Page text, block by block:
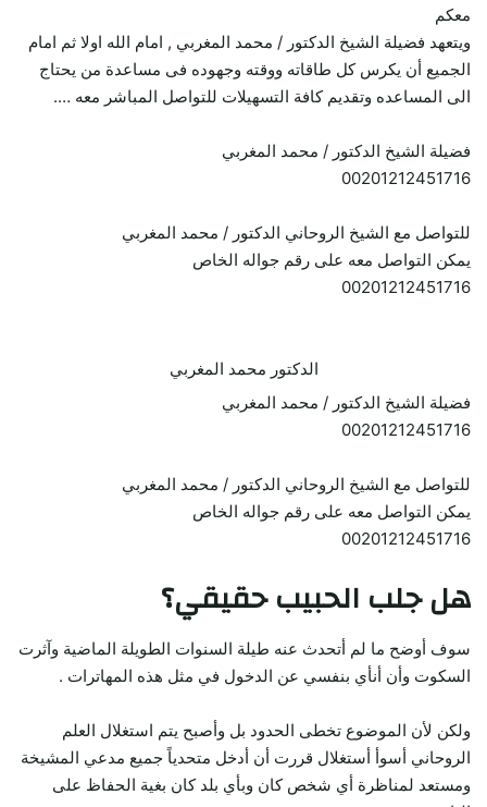
معكم
ويتعهد فضيلة الشيخ الدكتور / محمد المغربي , امام الله اولا ثم امام
الجميع أن يكرس كل طاقاته ووقته وجهوده فى مساعدة من يحتاج
الى المساعده وتقديم كافة التسهيلات للتواصل المباشر معه ….
فضيلة الشيخ الدكتور / محمد المغربي
00201212451716
للتواصل مع الشيخ الروحاني الدكتور / محمد المغربي
يمكن التواصل معه على رقم جواله الخاص
00201212451716
الدكتور محمد المغربي
فضيلة الشيخ الدكتور / محمد المغربي
00201212451716
للتواصل مع الشيخ الروحاني الدكتور / محمد المغربي
يمكن التواصل معه على رقم جواله الخاص
00201212451716
هل جلب الحبيب حقيقي؟
سوف أوضح ما لم أتحدث عنه طيلة السنوات الطويلة الماضية وآثرت
السكوت وأن أنأي بنفسي عن الدخول في مثل هذه المهاترات .
ولكن لأن الموضوع تخطى الحدود بل وأصبح يتم استغلال العلم
الروحاني أسوأ أستغلال قررت أن أدخل متحدياً جميع مدعي المشيخة
ومستعد لمناظرة أي شخص كان وبأي بلد كان بغية الحفاظ على